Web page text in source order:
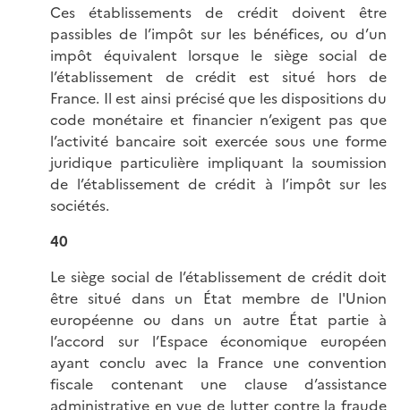
Ces établissements de crédit doivent être
passibles de l’impôt sur les bénéfices, ou d’un
impôt équivalent lorsque le siège social de
l’établissement de crédit est situé hors de
France. Il est ainsi précisé que les dispositions du
code monétaire et financier n’exigent pas que
l’activité bancaire soit exercée sous une forme
juridique particulière impliquant la soumission
de l’établissement de crédit à l’impôt sur les
sociétés.
40
Le siège social de l’établissement de crédit doit
être situé dans un État membre de l'Union
européenne ou dans un autre État partie à
l’accord sur l’Espace économique européen
ayant conclu avec la France une convention
fiscale contenant une clause d’assistance
administrative en vue de lutter contre la fraude